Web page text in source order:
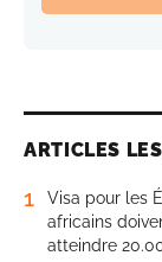
ARTICLES
1
Visa pour les
africains
atteindre